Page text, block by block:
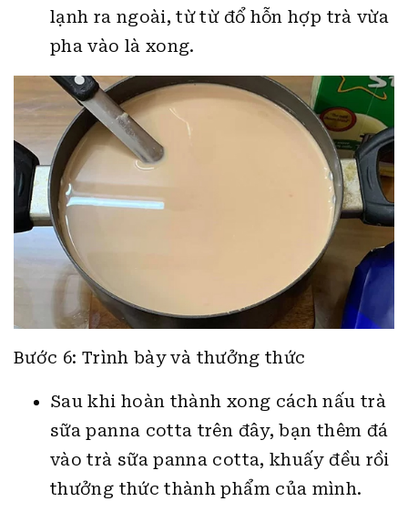
lạnh ra ngoài, từ từ đổ hỗn hợp trà vừa
pha vào là xong.
Bước 6: Trình bày và thưởng thức
Sau khi hoàn thành xong cách nấu trà
sữa panna cotta trên đây, bạn thêm đá
vào trà sữa panna cotta, khuấy đều rồi
thưởng thức thành phẩm của mình.